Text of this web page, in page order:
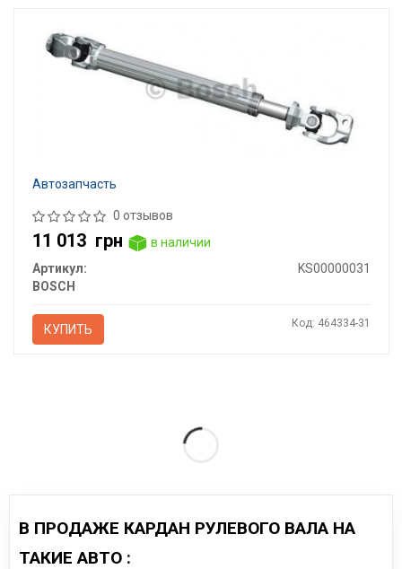
Автозапчасть
0 отзывов
11 013 грн
в наличии
Артикул:
KS00000031
BOSCH
КУПИТЬ Код: 464334-31
В ПРОДАЖЕ КАРДАН РУЛЕВОГО ВАЛА НА
ТАКИЕ АВТО :